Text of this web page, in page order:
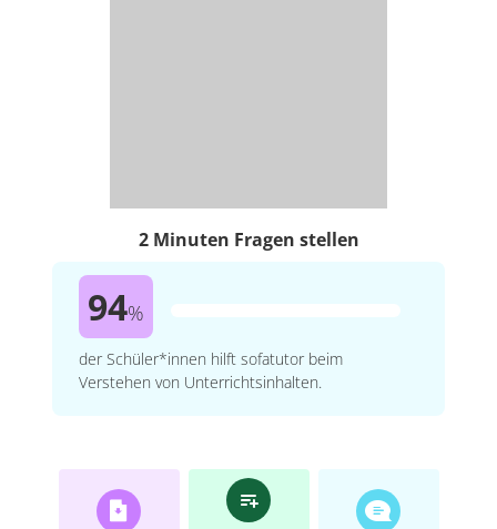
2 Minuten Fragen stellen
94%
der Schüler*innen hilft sofatutor beim
Verstehen von Unterrichtsinhalten.